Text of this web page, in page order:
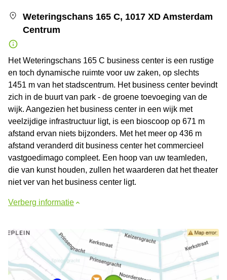
Weteringschans 165 C, 1017 XD Amsterdam
Centrum
Het Weteringschans 165 C business center is een rustige
en toch dynamische ruimte voor uw zaken, op slechts
1451 m van het stadscentrum. Het business center bevindt
zich in de buurt van park - de groene toevoeging van de
wijk. Aangezien het business center in een wijk met
veelzijdige infrastructuur ligt, is een bioscoop op 671 m
afstand ervan niets bijzonders. Met het meer op 436 m
afstand veranderd dit business center het commercieel
vastgoedimago compleet. Een hoop van uw teamleden,
die van kunst houden, zullen het waarderen dat het theater
niet ver van het business center ligt.
Verberg informatie